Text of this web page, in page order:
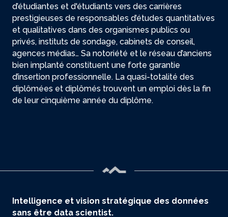
d’étudiantes et d'étudiants vers des carrières
prestigieuses de responsables d’études quantitatives
et qualitatives dans des organismes publics ou
privés, instituts de sondage, cabinets de conseil,
agences médias… Sa notoriété et le réseau d’anciens
bien implanté constituent une forte garantie
d’insertion professionnelle. La quasi-totalité des
diplômées et diplômés trouvent un emploi dès la fin
de leur cinquième année du diplôme.
Intelligence et vision stratégique des données
sans être data scientist.